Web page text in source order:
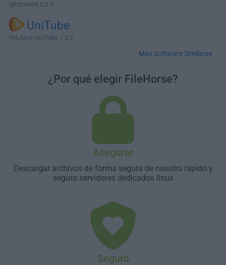
qBittorrent 5.2.3
UniTube
VidJuice UniTube 7.5.2
Más Software Similares
¿Por qué elegir FileHorse?
Asegurar
Descargar archivos de forma segura de nuestro rápido y
seguro servidores dedicados linux
Seguro